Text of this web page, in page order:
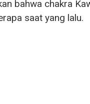
bahwa chakra
saat yang lalu.